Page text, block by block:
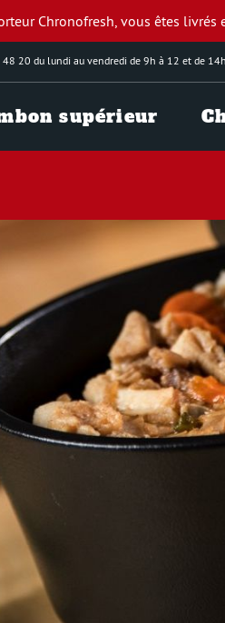
Chronofresh, vous êtes livrés
20 du lundi au vendredi de 9h à 12 et de
supérieur